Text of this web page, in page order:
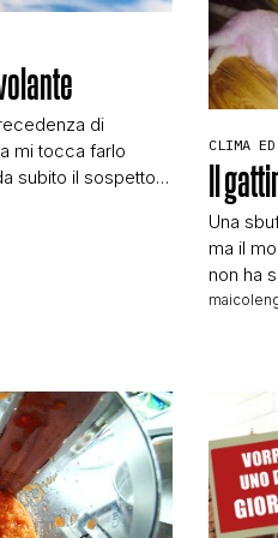
di
mi tocca farlo
subito il sospetto
troll e dopo
CLIMA
Il
Una
ma il
non ha
una
proprio
una